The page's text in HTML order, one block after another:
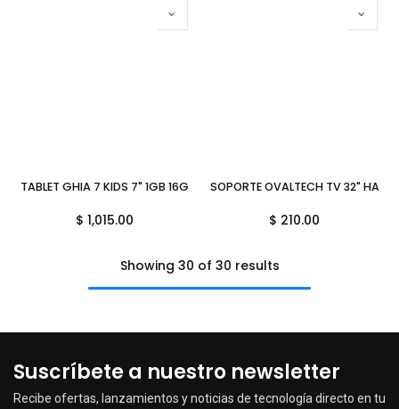
TABLET GHIA 7 KIDS 7" 1GB 16GB AZUL 2500MAH NOTGHIA-286 3M
$ 1,015.00
SOPORTE OVALTECH TV 32"
$ 210.00
Showing 30 of 30 results
Suscríbete a nuestro newsletter
Recibe ofertas, lanzamientos y noticias de tecnología directo en tu